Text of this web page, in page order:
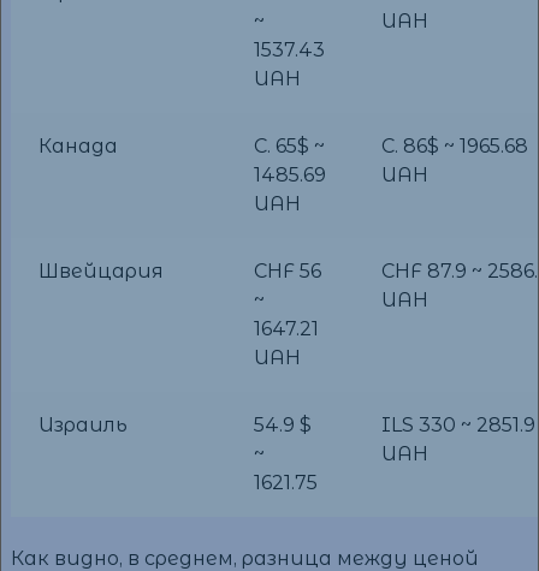
~
1537.43
UAH
UAH
Канада
C. 65$ ~
1485.69
UAH
C. 86$ ~ 1965.68
UAH
Швейцария
CHF 56
~
1647.21
UAH
CHF 87.9 ~
UAH
Израиль
54.9 $
~
1621.75
ILS 330 ~ 2851.9
UAH
Как видно, в среднем, разница между ценой